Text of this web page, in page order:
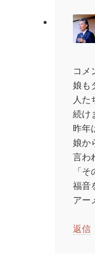
コメ
娘も
人た
続け
昨年
娘か
言わ
「
福音
アー
返信